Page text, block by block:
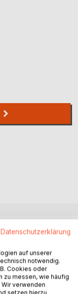
und der
der
wo der
wurde die
Datenschutzerklärung
auf unserer
notwendig.
Cookies oder
zu messen, wie häufig
verwenden
setzen hierzu